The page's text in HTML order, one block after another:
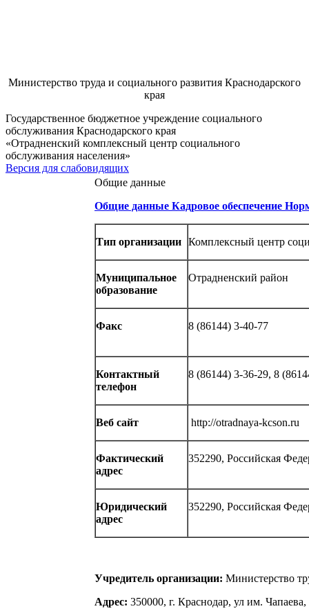
Министерство труда и социального развития Краснодарского
края
Государственное бюджетное учреждение социального
обслуживания Краснодарского края
«Отрадненский комплексный центр социального
обслуживания населения»
Версия для слабовидящих
Общие данные
Общие данные Кадровое обеспечение
Тип организации Комплексный центр
Муниципальное
образование
Отрадненский район
Факс 8 (86144) 3-40-77
Контактный
телефон
8 (86144) 3-36-29, 8
Веб сайт http://otradnaya-kcson.ru
Фактический
адрес
352290, Российская
Юридический
адрес
352290, Российская
Учредитель организации: Министерство
Адрес: 350000, г. Краснодар, ул им. Чапаева,